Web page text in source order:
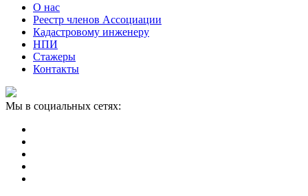
О нас
Реестр членов Ассоциации
Кадастровому инженеру
НПИ
Стажеры
Контакты
Мы в социальных сетях: